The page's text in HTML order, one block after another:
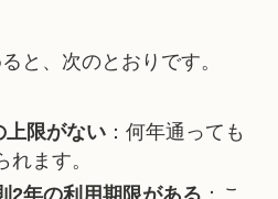
と、次のとおりです。
上限がない：何年通っても
ます。
2年の利用期限がある ：こ